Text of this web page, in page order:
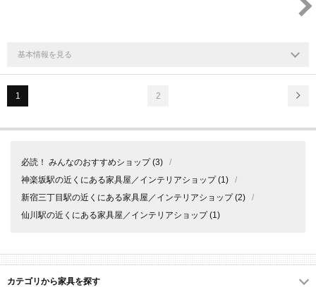
基本情報を見る
1 2
必読！ みんなのおすすめショップ(3)
/
神楽坂駅の近くにある家具屋／インテリアショップ(1)
/
新宿三丁目駅の近くにある家具屋／インテリアショップ(2)
/
仙川駅の近くにある家具屋／インテリアショップ(1)
カテゴリから家具を探す